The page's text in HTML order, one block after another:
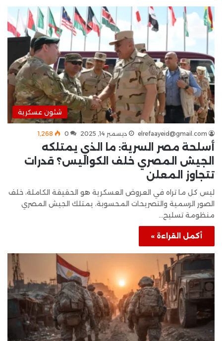
شئون عسكرية
elrefaayeid@gmail.com ديسمبر 14, 2025 0 1٬268
أسلحة مصر السرية: ما الذي يمتلكه
الجيش المصري خلف الكواليس؟ قدرات
تتجاوز المعلن
ليس كل ما تراه في العروض العسكرية هو الحقيقة الكاملة، خلف
الصور الرسمية والتصريحات المحسوبة، يمتلك الجيش المصري
منظومة تسليح…
أكمل القراءة »